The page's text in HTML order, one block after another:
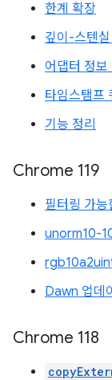
한계 확장
깊이-스텐
어댑터 정보
타임스탬프
기능 정리
Chrome 119
필터링 가능
unorm10-
Dawn 업데
Chrome 118